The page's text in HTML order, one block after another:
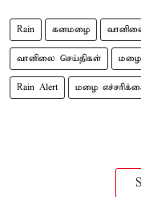
Rain கனமழை
வானிலை செய்திகள் மழை
Rain Alert மழை